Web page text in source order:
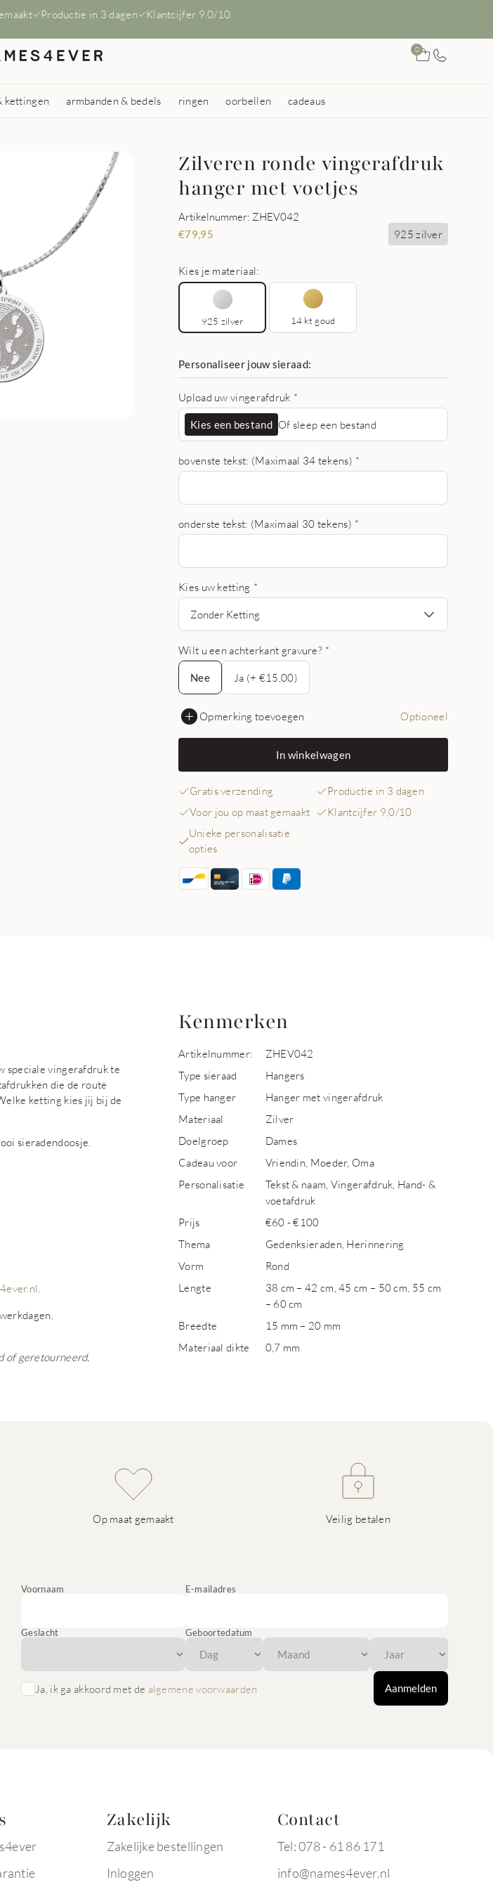
Productie in 3 dagen Klantcijfer 9.0/10
0
kettingen armbanden & bedels ringen oorbellen cadeaus
Zilveren ronde vingerafdruk
hanger met voetjes
Artikelnummer: ZHEV042
€79,95 925 zilver
Kies je materiaal:
925 zilver 14 kt goud
Personaliseer jouw sieraad:
Upload uw vingerafdruk *
Kies een bestand Of sleep een bestand
bovenste tekst: (Maximaal 34 tekens) *
onderste tekst: (Maximaal 30 tekens) *
Kies uw ketting *
Zonder Ketting
Wilt u een achterkant gravure? *
Nee
Nee
Ja (+ €15,00)
Opmerking toevoegen Optioneel
In winkelwagen
Gratis verzending
Productie in 3 dagen
Voor jou op maat gemaakt
Klantcijfer 9,0/10
Unieke personalisatie
opties
speciale vingerafdruk te
die de route
ketting kies jij bij de
sieradendoosje.
of geretourneerd.
Kenmerken
Artikelnummer:
ZHEV042
Type sieraad
Hangers
Type hanger
Hanger met vingerafdruk
Materiaal
Zilver
Doelgroep
Dames
Cadeau voor
Vriendin, Moeder, Oma
Personalisatie
Tekst & naam, Vingerafdruk, Hand- &
voetafdruk
Prijs
€60 - €100
Thema
Gedenksieraden, Herinnering
Vorm
Rond
Lengte
38 cm – 42 cm, 45 cm – 50 cm, 55 cm
– 60 cm
Breedte
15 mm – 20 mm
Materiaal dikte
0,7 mm
Op maat gemaakt Veilig betalen
Voornaam E-mailadres
Geslacht Geboortedatum
Ja, ik ga akkoord met de algemene voorwaarden Aanmelden
Zakelijk
Zakelijke bestellingen
Inloggen
Contact
Tel: 078 - 61 86 171
info@names4ever.nl